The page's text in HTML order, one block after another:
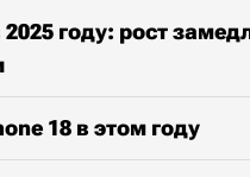
году: рост
18 в этом году